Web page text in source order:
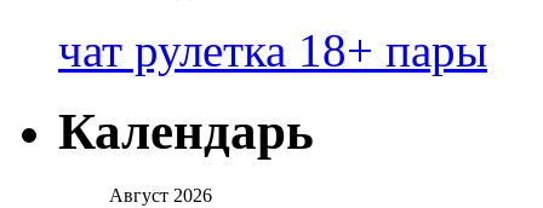
чат рулетка 18+ пары
Календарь
Август 2026